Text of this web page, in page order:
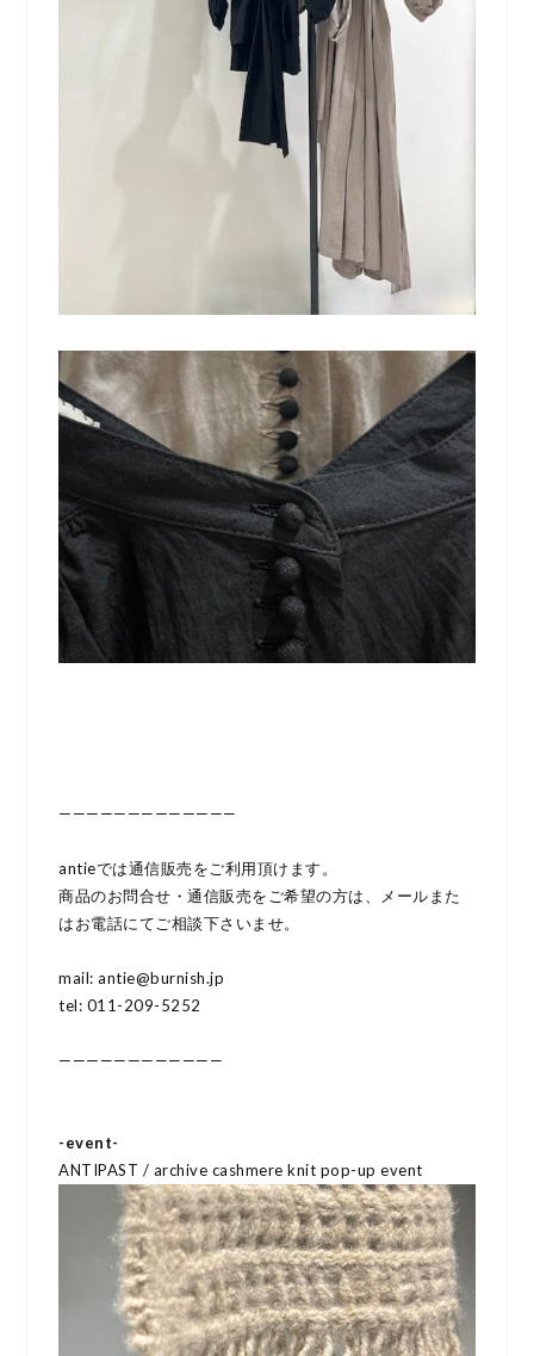
—————————————
antieでは通信販売をご利用頂けます。
商品のお問合せ・通信販売をご希望の方は、メールまた
はお電話にてご相談下さいませ。
mail: antie@burnish.jp
tel: 011-209-5252
————————————
-event-
ANTIPAST / archive cashmere knit pop-up event